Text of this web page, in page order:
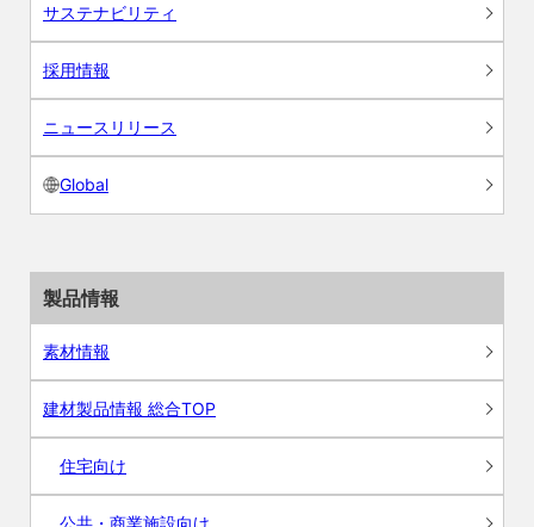
サステナビリティ
採用情報
ニュースリリース
Global
製品情報
素材情報
建材製品情報 総合TOP
住宅向け
公共・商業施設向け